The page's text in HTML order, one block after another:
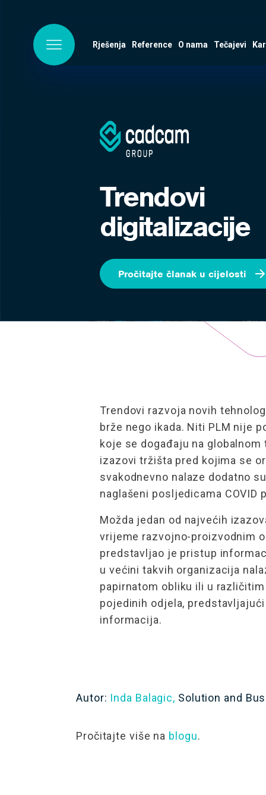
Rješenja Reference O nama Tečajevi
Trendovi
digitalizacije
Pročitajte članak u cijelosti
Trendovi razvoja novih
brže nego ikada. Niti PLM nije
koje se događaju na
izazovi tržišta pred kojima se
svakodnevno nalaze dodatno
naglašeni posljedicama COVID
Možda jedan od najvećih
vrijeme razvojno-proizvodnim
predstavljao je pristup
u većini takvih organizacija
papirnatom obliku ili u
pojedinih odjela,
informacija.
Autor: Inda Balagic, Solution and
Pročitajte više na blogu.